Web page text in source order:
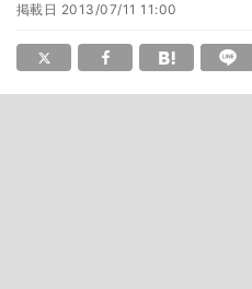
掲載日 2013/07/11 11:00